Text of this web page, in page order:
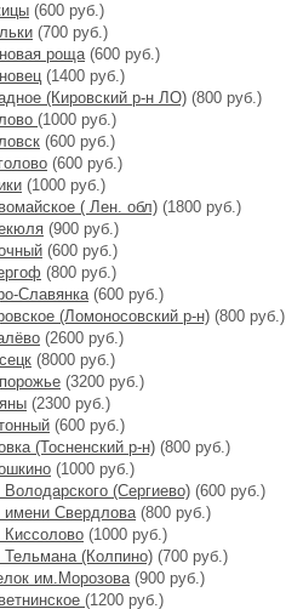
(600 руб.)
(700 руб.)
роща(600 руб.)
(1400 руб.)
(Кировский р-н ЛО) (800 руб.)
(1000 руб.)
(600 руб.)
(600 руб.)
(1000 руб.)
( Лен. обл) (1800 руб.)
(900 руб.)
(600 руб.)
(800 руб.)
Славянка(600 руб.)
(Ломоносовский р-н) (800 руб.)
(2600 руб.)
(8000 руб.)
(3200 руб.)
(2300 руб.)
(600 руб.)
(Тосненский р-н) (800 руб.)
(1000 руб.)
(Сергиево) (600 руб.)
имени Свердлова(800 руб.)
Киссолово (1000 руб.)
Тельмана (Колпино) (700 руб.)
им.Морозова(900 руб.)
(1200 руб.)